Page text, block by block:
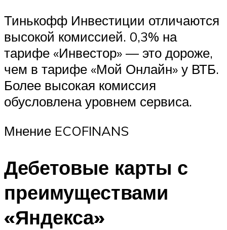
Тинькофф Инвестиции отличаются
высокой комиссией. 0,3% на
тарифе «Инвестор» — это дороже,
чем в тарифе «Мой Онлайн» у ВТБ.
Более высокая комиссия
обусловлена уровнем сервиса.
Мнение ECOFINANS
Дебетовые карты с
преимуществами
«Яндекса»